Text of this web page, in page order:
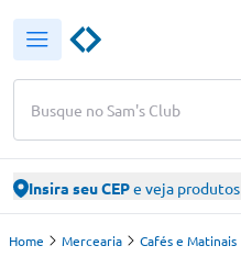
Busque no Sam's Club
Insira seu CEPe veja
Home Mercearia Cafés e Matinais